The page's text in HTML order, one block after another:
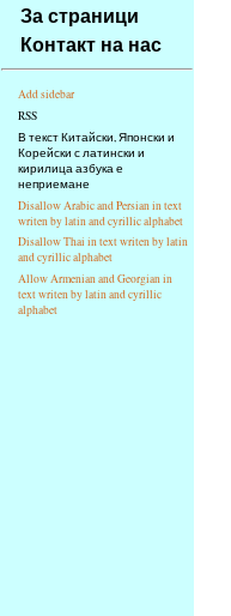
základní
Hlavní
strana
За страници
Контакт на нас
Add sidebar
RSS
В текст Китайски, Японски и
Корейски с латински и
кирилица азбука е
неприемане
Disallow Arabic and Persian in text
writen by latin and cyrillic alphabet
Disallow Thai in text writen by latin
and cyrillic alphabet
Allow Armenian and Georgian in
text writen by latin and cyrillic
alphabet